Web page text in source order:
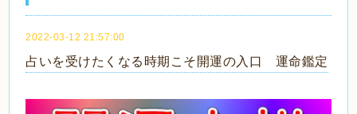
2022-03-12 21:57:00
占いを受けたくなる時期こそ開運の入口 運命鑑定